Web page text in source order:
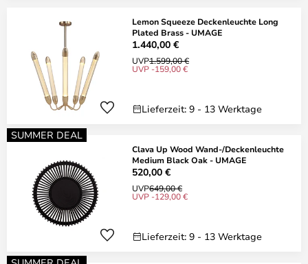
Lemon Squeeze Deckenleuchte Long
Plated Brass - UMAGE
1.440,00 €
UVP1.599,00 €
UVP -159,00 €
Lieferzeit: 9 - 13 Werktage
SUMMER DEAL
Clava Up Wood Wand-/Deckenleuchte
Medium Black Oak - UMAGE
520,00 €
UVP649,00 €
UVP -129,00 €
Lieferzeit: 9 - 13 Werktage